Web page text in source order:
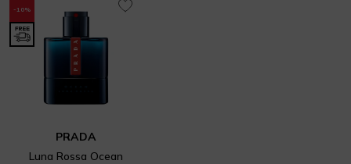
-10%
PRADA
Luna Rossa Ocean